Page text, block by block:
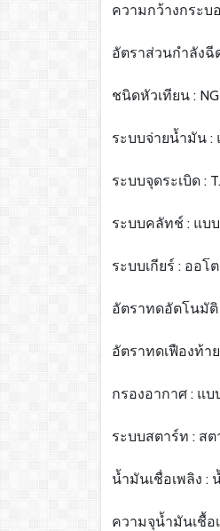
ความกว้างกระบ
อัตราส่วนกำลังฉีด
ชนิดหัวเทียน :
ระบบจ่ายน้ำมัน :
ระบบจุดระเบิด :
ระบบคลัทช์ : แบ
ระบบเกียร์ : ออโ
อัตราทดอัตโนมัติ
อัตราทดเฟืองท้าย
กรองอากาศ : แ
ระบบสตาร์ท : ส
น้ำมันเชื่อเพลิง :
ความจุน้ำมันเชื้อ